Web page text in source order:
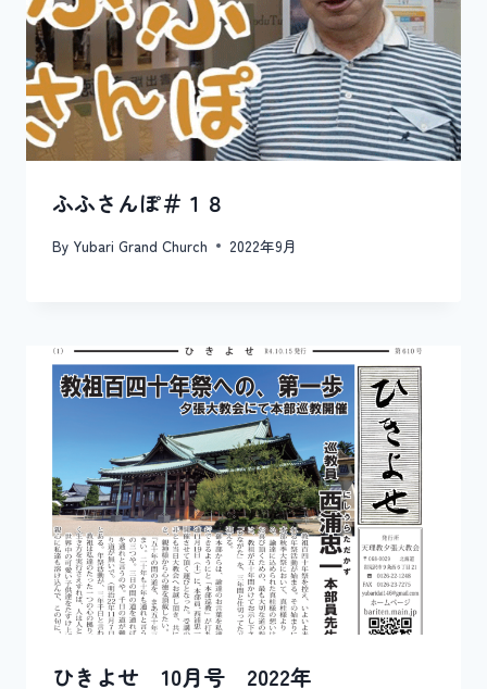
ふふさんぽ＃１８
By Yubari Grand Church 2022年9月
ひきよせ 10月号 2022年